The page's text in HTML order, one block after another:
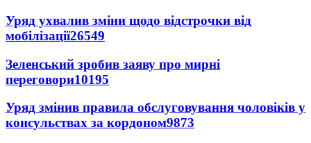
Уряд ухвалив зміни щодо відстрочки від
мобілізації26549
Зеленський зробив заяву про мирні
переговори10195
Уряд змінив правила обслуговування чоловіків у
консульствах за кордоном9873